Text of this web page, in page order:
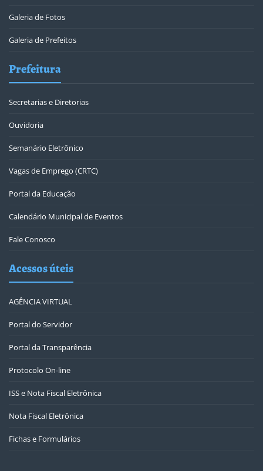
Galeria de Fotos
Galeria de Prefeitos
Prefeitura
Secretarias e Diretorias
Ouvidoria
Semanário Eletrônico
Vagas de Emprego (CRTC)
Portal da Educação
Calendário Municipal de Eventos
Fale Conosco
Acessos úteis
AGÊNCIA VIRTUAL
Portal do Servidor
Portal da Transparência
Protocolo On-line
ISS e Nota Fiscal Eletrônica
Nota Fiscal Eletrônica
Fichas e Formulários